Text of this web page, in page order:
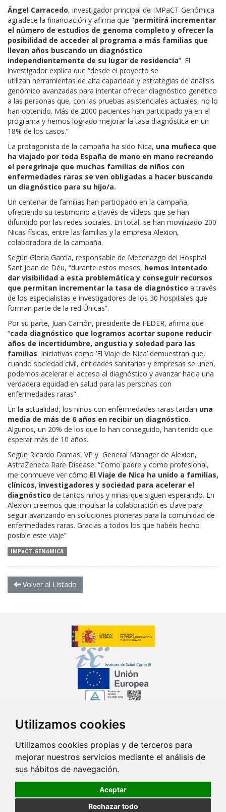
Utilizamos cookies
Utilizamos cookies propias y de terceros para
mejorar nuestros servicios mediante el análisis de
sus hábitos de navegación.
Aceptar
Rechazar todo
Ángel Carracedo, investigador principal de IMPaCT Genómica
agradece la financiación y afirma que "permitirá incrementar
el número de estudios de genoma completo y ofrecer la
posibilidad de acceder al programa a más familias que
llevan años buscando un diagnóstico
independientemente de su lugar de residencia”. El
investigador explica que “desde el proyecto se
utilizan herramientas de alta capacidad y estrategias de análisis
genómico avanzadas para intentar ofrecer diagnóstico genético
a las personas que, con las pruebas asistenciales actuales, no lo
han obtenido. Más de 2000 pacientes han participado ya en el
programa y hemos logrado mejorar la tasa diagnóstica en un
18% de los casos.”
La protagonista de la campaña ha sido Nica, una muñeca que
ha viajado por toda España de mano en mano recreando
el peregrinaje que muchas familias de niños con
enfermedades raras se ven obligadas a hacer buscando
un diagnóstico para su hijo/a.
Un centenar de familias han participado en la campaña,
ofreciendo su testimonio a través de vídeos que se han
difundido por las redes sociales. En total, se han movilizado 200
Nicas físicas, entre las familias y la empresa Alexion,
colaboradora de la campaña.
Según Gloria García, responsable de Mecenazgo del Hospital
Sant Joan de Déu, “durante estos meses, hemos intentado
dar visibilidad a esta problemática y conseguir recursos
que permitan incrementar la tasa de diagnóstico a través
de los especialistas e investigadores de los 30 hospitales que
forman parte de la red Únicas”.
Por su parte, Juan Carrión, presidente de FEDER, afirma que
“cada diagnóstico que logramos acortar supone reducir
años de incertidumbre, angustia y soledad para las
familias. Iniciativas como ‘El Viaje de Nica’ demuestran que,
cuando sociedad civil, entidades sanitarias y empresas se unen,
podemos acelerar el acceso al diagnóstico y avanzar hacia una
verdadera equidad en salud para las personas con
enfermedades raras”.
En la actualidad, los niños con enfermedades raras tardan una
media de más de 6 años en recibir un diagnóstico.
Algunos, un 20% de los que lo han conseguido, han tenido que
esperar más de 10 años.
Según Ricardo Damas, VP y General Manager de Alexion,
AstraZeneca Rare Disease: “Como padre y como profesional,
me conmueve ver cómo El Viaje de Nica ha unido a familias,
clínicos, investigadores y sociedad para acelerar el
diagnóstico de tantos niños y niñas que siguen esperando. En
Alexion creemos que impulsar la colaboración es clave para
seguir avanzando en soluciones pioneras para la comunidad de
enfermedades raras. Gracias a todos los que habéis hecho
posible este viaje”
IMPaCT-GENóMICA
Volver al Listado
Síguenos en...
Contacto
Av. Monforte de Lemos, 3-5. Pabellón 11. Planta 0 28029 Madrid
info@ciberisciii.es